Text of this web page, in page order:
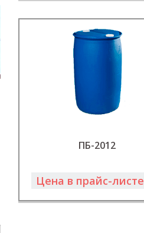
ПБ-2012
Цена в прайс-листе